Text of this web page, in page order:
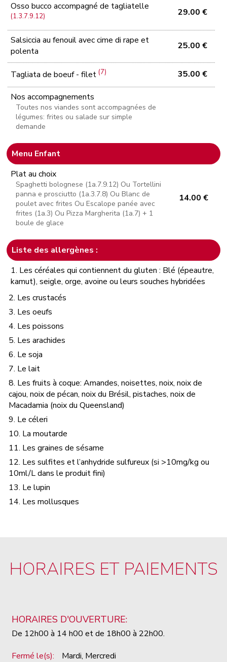
Osso bucco accompagné de tagliatelle
(1.3.7.9.12) 29.00 €
Salsiccia au fenouil avec cime di rape et
polenta
25.00 €
Tagliata de boeuf - filet(7) 35.00 €
Nos accompagnements
Toutes nos viandes sont accompagnées de
légumes: frites ou salade sur simple
demande
Menu Enfant
Plat au choix
Spaghetti bolognese (1a.7.9.12) Ou Tortellini
panna e prosciutto (1a.3.7.8) Ou Blanc de
poulet avec frites Ou Escalope panée avec
frites (1a.3) Ou Pizza Margherita (1a.7) + 1
boule de glace
14.00 €
Liste des allergènes :
1. Les céréales qui contiennent du gluten : Blé (épeautre,
kamut), seigle, orge, avoine ou leurs souches hybridées
2. Les crustacés
3. Les oeufs
4. Les poissons
5. Les arachides
6. Le soja
7. Le lait
8. Les fruits à coque: Amandes, noisettes, noix, noix de
cajou, noix de pécan, noix du Brésil, pistaches, noix de
Macadamia (noix du Queensland)
9. Le céleri
10. La moutarde
11. Les graines de sésame
12. Les sulfites et l’anhydride sulfureux (si >10mg/kg ou
10ml/L dans le produit fini)
13. Le lupin
14. Les mollusques
HORAIRES ET PAIEMENTS
HORAIRES D'OUVERTURE:
De 12h00 à 14 h00 et de 18h00 à 22h00.
Fermé le(s):
Mardi, Mercredi